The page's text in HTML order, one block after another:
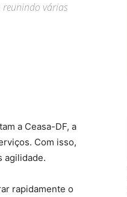
reunindo várias
a Ceasa-DF, a
Com isso,
agilidade.
rapidamente o